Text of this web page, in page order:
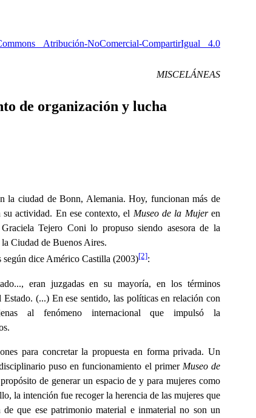
Atribución-NoComercial-CompartirIgual 4.0
MISCELÁNEAS
de organización y lucha
la ciudad de Bonn, Alemania. Hoy, funcionan más de
actividad. En ese contexto, el Museo de la Mujeren
Tejero Coni lo propuso siendo asesora de la
Ciudad de Buenos Aires.
dice Américo Castilla (2003)[2]:
eran juzgadas en su mayoría, en los términos
(...) En ese sentido, las políticas en relación con
al fenómeno internacional que impulsó la
para concretar la propuesta en forma privada. Un
puso en funcionamiento el primer Museo de
de generar un espacio de y para mujeres como
la intención fue recoger la herencia de las mujeres que
que ese patrimonio material e inmaterial no son un